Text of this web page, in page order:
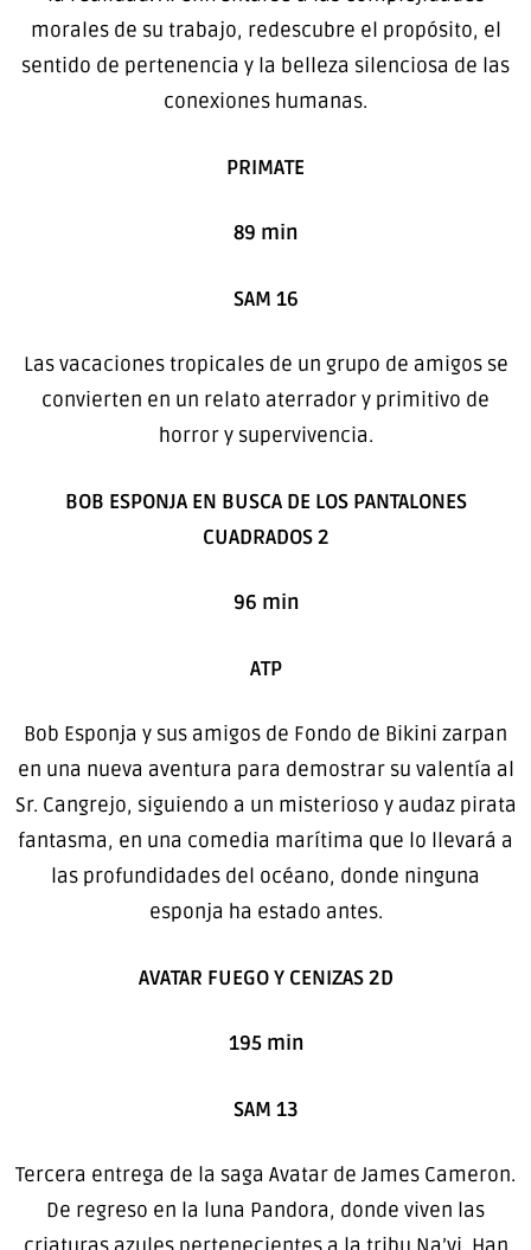
morales de su trabajo, redescubre el propósito, el
sentido de pertenencia y la belleza silenciosa de las
conexiones humanas.
PRIMATE
89 min
SAM 16
Las vacaciones tropicales de un grupo de amigos se
convierten en un relato aterrador y primitivo de
horror y supervivencia.
BOB ESPONJA EN BUSCA DE LOS PANTALONES
CUADRADOS 2
96 min
ATP
Bob Esponja y sus amigos de Fondo de Bikini zarpan
en una nueva aventura para demostrar su valentía al
Sr. Cangrejo, siguiendo a un misterioso y audaz pirata
fantasma, en una comedia marítima que lo llevará a
las profundidades del océano, donde ninguna
esponja ha estado antes.
AVATAR FUEGO Y CENIZAS 2D
195 min
SAM 13
Tercera entrega de la saga Avatar de James Cameron.
De regreso en la luna Pandora, donde viven las